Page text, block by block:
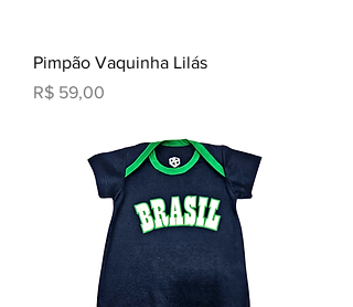
Pimpão Vaquinha Lilás
Preço
R$ 59,00